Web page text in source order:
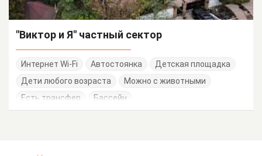
"Виктор и Я" частный сектор
Интернет Wi-Fi Автостоянка
Детская площадка
Дети любого возраста
Можно с животными
Есть трансфер
Бассейн